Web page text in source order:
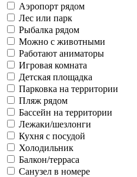
Аэропорт рядом
Лес или парк
Рыбалка рядом
Можно с животными
Работают аниматоры
Игровая комната
Детская площадка
Парковка на территории
Пляж рядом
Бассейн на территории
Лежаки/шезлонги
Кухня с посудой
Холодильник
Балкон/терраса
Санузел в номере